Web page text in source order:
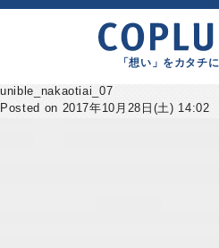
「想い」をカタチに
unible_nakaotiai_07
Posted on 2017年10月28日(土) 14:02